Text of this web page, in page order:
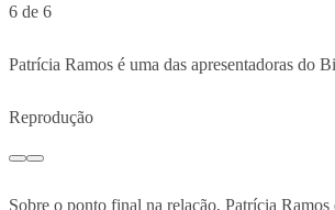
6 de 6
Patrícia Ramos é uma das apresentadoras do
Reprodução
Sobre o ponto final na relação, Patrícia